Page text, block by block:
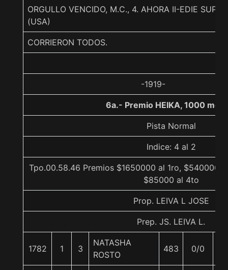
ORGULLO VENCIDO, M.C., 4. AHORA II-EDIE
(USA)
CORRIERON TODOS.
-1919-
6a.- Premio HEIKA, 1000
Pista Normal
Indice: 4 al 2
Tpo.00.58.46 Premios $1650000 al 1ro, $540000
$85000 al 4to
Prop. LEIVA L JOSE
Prep. JS. LEIVA L.
1782 1 3
NATASHA
ROSTO
483 0/0